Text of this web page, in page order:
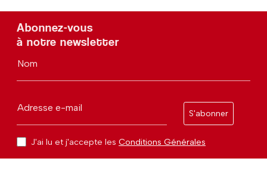
Abonnez-vous
à notre newsletter
Nom
Adresse e-mail
S'abonner
J'ai lu et j'accepte les Conditions Générales